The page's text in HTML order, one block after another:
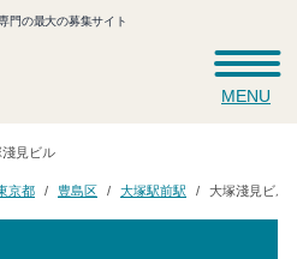
門の最大の募集サイト
MENU
淺見ビル
京都 豊島区 大塚駅前駅 大塚淺見ビル